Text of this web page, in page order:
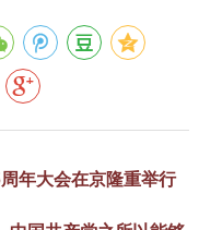
年大会在京隆重举行